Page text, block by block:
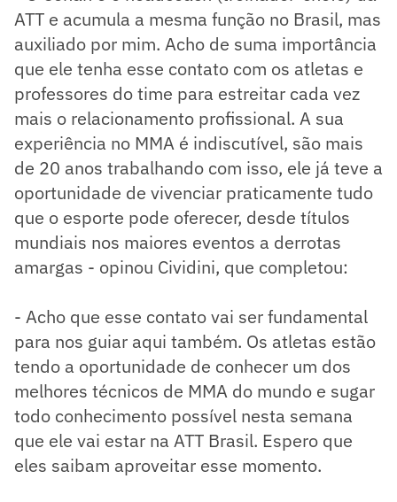
ATT e acumula a mesma função no Brasil, mas
auxiliado por mim. Acho de suma importância
que ele tenha esse contato com os atletas e
professores do time para estreitar cada vez
mais o relacionamento profissional. A sua
experiência no MMA é indiscutível, são mais
de 20 anos trabalhando com isso, ele já teve a
oportunidade de vivenciar praticamente tudo
que o esporte pode oferecer, desde títulos
mundiais nos maiores eventos a derrotas
amargas - opinou Cividini, que completou:
- Acho que esse contato vai ser fundamental
para nos guiar aqui também. Os atletas estão
tendo a oportunidade de conhecer um dos
melhores técnicos de MMA do mundo e sugar
todo conhecimento possível nesta semana
que ele vai estar na ATT Brasil. Espero que
eles saibam aproveitar esse momento.